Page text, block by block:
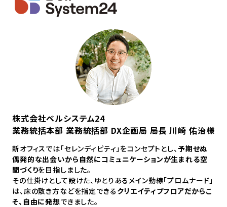
株式会社ベルシステム24
業務統括本部 業務統括部 DX企画局 局長 川崎 佑治様
新オフィスでは「セレンディピティ」をコンセプトとし、 予期せぬ
偶発的な出会いから自然にコミュニケーションが生まれる空
間づくりを目指しました。
その仕掛けとして設けた、ゆとりあるメイン動線「プロムナード」
は、床の敷き方などを指定できる クリエイティブフロアだからこ
そ、自由に発想できました。